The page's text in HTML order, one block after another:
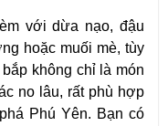
với dừa nạo, đậu
hoặc muối mè, tùy
không chỉ là món
no lâu, rất phù hợp
Phú Yên. Bạn có